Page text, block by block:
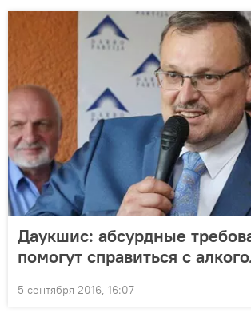
Даукшис: абсурдные
помогут справиться с
5 сентября 2016, 16:07